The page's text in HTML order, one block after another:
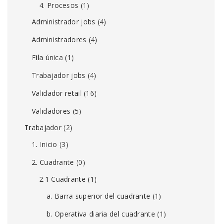
4. Procesos (1)
Administrador jobs (4)
Administradores (4)
Fila única (1)
Trabajador jobs (4)
Validador retail (16)
Validadores (5)
Trabajador (2)
1. Inicio (3)
2. Cuadrante (0)
2.1 Cuadrante (1)
a. Barra superior del cuadrante (1)
b. Operativa diaria del cuadrante (1)